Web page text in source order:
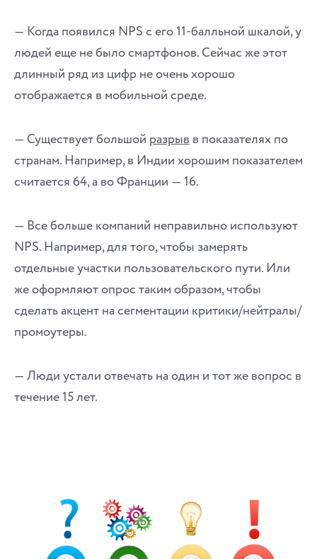
― Когда появился NPS с его 11-балльной шкалой, у
людей еще не было смартфонов. Сейчас же этот
длинный ряд из цифр не очень хорошо
отображается в мобильной среде.
― Существует большой разрывв показателях по
странам. Например, в Индии хорошим показателем
считается 64, а во Франции ― 16.
― Все больше компаний неправильно используют
NPS. Например, для того, чтобы замерять
отдельные участки пользовательского пути. Или
же оформляют опрос таким образом, чтобы
сделать акцент на сегментации критики/нейтралы/
промоутеры.
― Люди устали отвечать на один и тот же вопрос в
течение 15 лет.